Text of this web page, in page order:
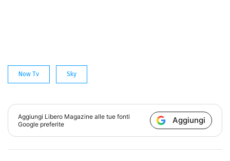
Now Tv Sky
Aggiungi Libero Magazine alle tue fonti
Google preferite
Aggiungi